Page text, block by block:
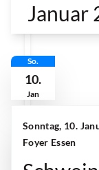
Januar
So.
10.
Jan
Sonntag, 10.
Foyer Essen